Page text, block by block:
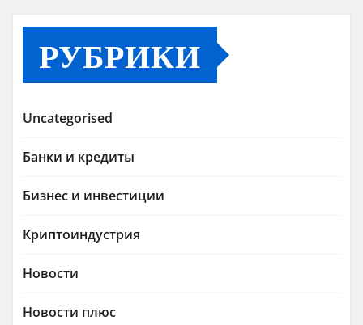
РУБРИКИ
Uncategorised
Банки и кредиты
Бизнес и инвестиции
Криптоиндустрия
Новости
Новости плюс